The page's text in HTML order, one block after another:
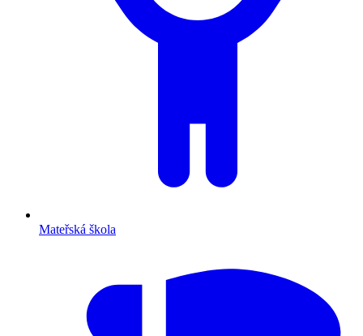
Mateřská škola